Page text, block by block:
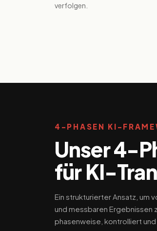
verfolgen.
4-PHASEN KI-
Unser 4-
für KI-
Ein strukturierter Ansatz, um
und messbaren Ergebnissen
phasenweise, kontrolliert